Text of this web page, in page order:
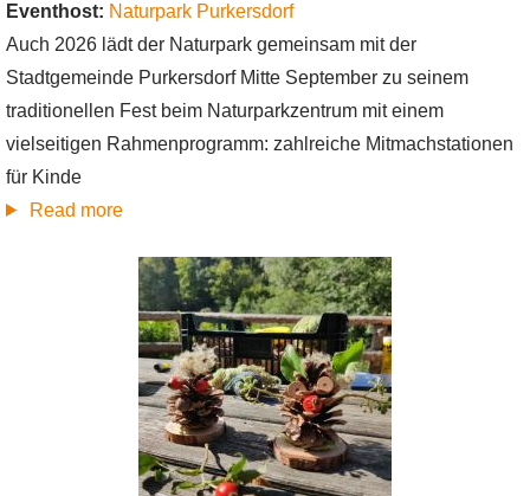
Eventhost: Naturpark Purkersdorf
Auch 2026 lädt der Naturpark gemeinsam mit der
Stadtgemeinde Purkersdorf Mitte September zu seinem
traditionellen Fest beim Naturparkzentrum mit einem
vielseitigen Rahmenprogramm: zahlreiche Mitmachstationen
für Kinde
Read moreabout
Klimafest
2026